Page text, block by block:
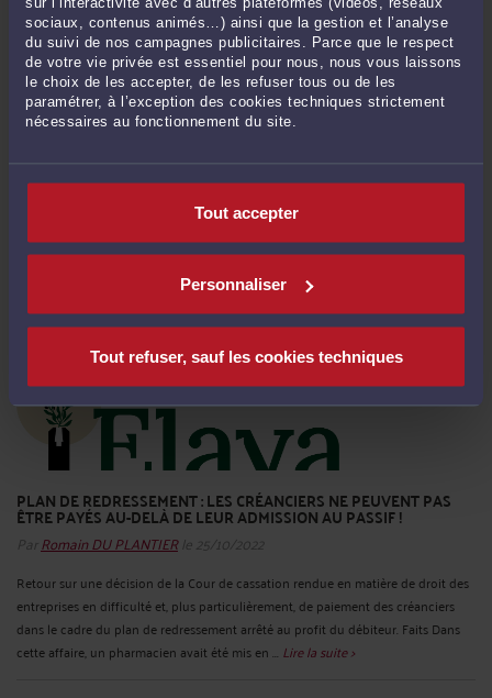
sociaux, contenus animés…) ainsi que la gestion et l’analyse
du suivi de nos campagnes publicitaires. Parce que le respect
de votre vie privée est essentiel pour nous, nous vous laissons
le choix de les accepter, de les refuser tous ou de les
paramétrer, à l’exception des cookies techniques strictement
nécessaires au fonctionnement du site.
Tout accepter
Personnaliser
Tout refuser, sauf les cookies techniques
IMPÔT SUR LES SOCIÉTÉS D’UNE ENTREPRISE EN PROCÉDURE
COLLECTIVE : LA CRÉANCE DOIT ÊTRE PAYÉE À L’ÉCHÉANCE !
ParRomain DU PLANTIERle 25/10/2022
Retour sur une décision de la Cour de cassation rendue en matière de droit des
entreprises en difficulté et, plus particulièrement, de recouvrement par le fisc de
l’impôt sur les sociétés d’une entreprise en procédure collective. Faits Dans cette
Lire la suite >
PLAN DE REDRESSEMENT : LES CRÉANCIERS NE PEUVENT PAS
ÊTRE PAYÉS AU-DELÀ DE LEUR ADMISSION AU PASSIF !
Par Romain DU PLANTIERle 25/10/2022
Retour sur une décision de la Cour de cassation rendue en matière de droit des
entreprises en difficulté et, plus particulièrement, de paiement des créanciers
dans le cadre du plan de redressement arrêté au profit du débiteur. Faits Dans
cette affaire, un pharmacien avait été mis en ... Lire la suite >